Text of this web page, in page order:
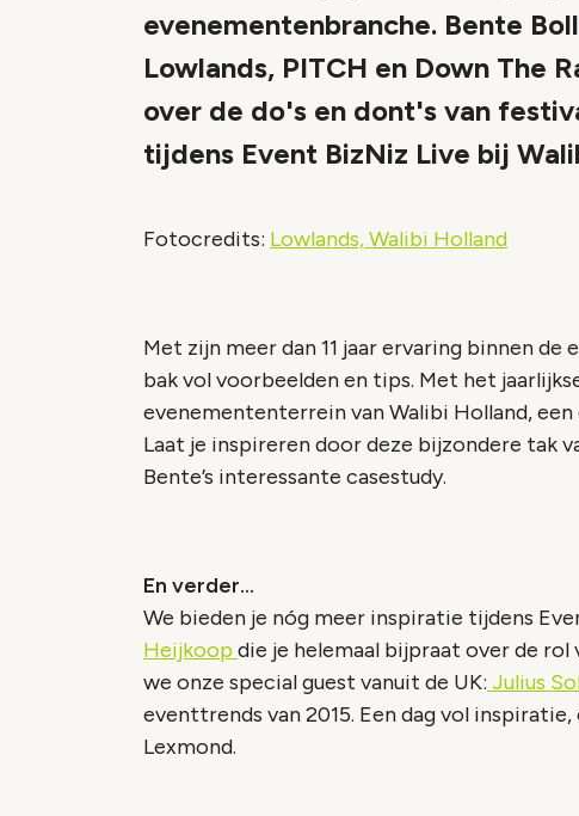
evenementenbranche. Bente
Lowlands, PITCH en Down The
over de do's en dont's van
tijdens Event BizNiz Live bij
Fotocredits: Lowlands,Walibi Holland
Met zijn meer dan 11 jaar ervaring binnen
bak vol voorbeelden en tips. Met het
evenemententerrein van Walibi Holland,
Laat je inspireren door deze bijzondere tak
Bente’s interessante casestudy.
En verder…
We bieden je nóg meer inspiratie tijdens
Heijkoop die je helemaal bijpraat over de
we onze special guest vanuit de UK: Julius
eventtrends van 2015. Een dag vol
Lexmond.